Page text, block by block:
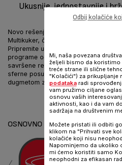
Ukusnije, jednostavnije i
Novo rešenje za ukusne obroke: Tefal
Multikuker, čini pripremu slasnih
Pripremite ukusne, zdrave obroke
programe od predjela do dezerta i
savršene rezultate i do 3x brže*.
sferne posude obezbeđuje mekane i
dugmetom za kontrolu i aparatom
Podeli
OSNOVNO
Mi, naša povezana
željeli bismo da koristimo
treće strane ili slične
"Kolačići") za prikupljanje
podatakaradi
vam pružimo ciljane
osnovu vaših
aktivnosti, kao i da vam
sadržaja na društvenim
Možete pristati ili odbiti
klikom na "Prihvati sve
kolačiće koji nisu
Napominjemo da ukoliko
mi ćemo koristiti samo
neophodni za efikasan
Odbij kolačiće